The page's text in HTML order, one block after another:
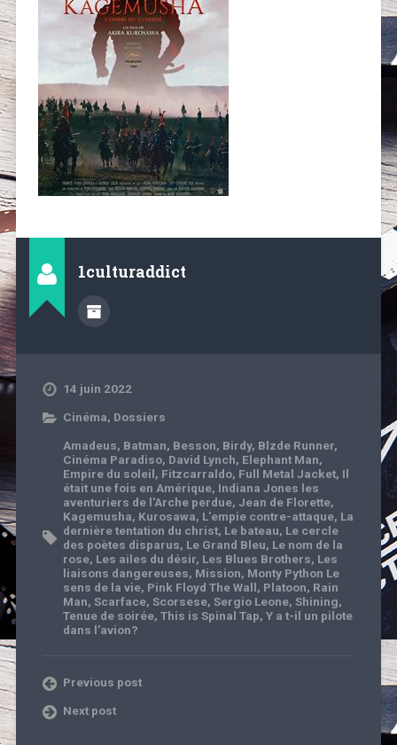
1culturaddict
14 juin 2022
Cinéma, Dossiers
Amadeus, Batman, Besson, Birdy, Blzde Runner,
Cinéma Paradiso, David Lynch, Elephant Man,
Empire du soleil, Fitzcarraldo, Full Metal Jacket, Il
était une fois en Amérique, Indiana Jones les
aventuriers de l'Arche perdue, Jean de Florette,
Kagemusha, Kurosawa, L'empie contre-attaque, La
dernière tentation du christ, Le bateau, Le cercle
des poètes disparus, Le Grand Bleu, Le nom de la
rose, Les ailes du désir, Les Blues Brothers, Les
liaisons dangereuses, Mission, Monty Python Le
sens de la vie, Pink Floyd The Wall, Platoon, Rain
Man, Scarface, Scorsese, Sergio Leone, Shining,
Tenue de soirée, This is Spinal Tap, Y a t-il un pilote
dans l'avion?
Previous post
Next post